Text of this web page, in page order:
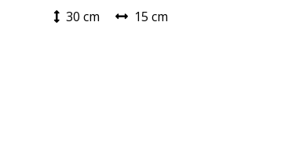
30 cm 15 cm